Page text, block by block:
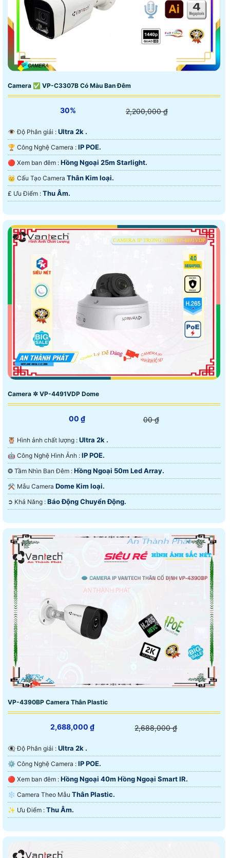
Camera ✅ VP-C3307B Có Màu Ban Đêm
30% 2,200,000 ₫
👁 Độ Phân giải : Ultra 2k .
🏆 Công Nghệ Camera : IP POE.
🔴 Xem ban đêm : Hồng Ngoại 25m Starlight.
👑 Cấu Tạo Camera Thân Kim loại.
️₤ Ưu Điểm : Thu Âm.
Camera ✲ VP-4491VDP Dome
00 ₫ 00 ₫
🦉 Hình ảnh chất lượng : Ultra 2k .
🤖️ Công Nghệ Hình Ảnh : IP POE.
❂ Tầm Nhìn Ban Đêm : Hồng Ngoại 50m Led Array.
⚒ Mẫu Camera Dome Kim loại.
️➲ Khả Năng : Báo Động Chuyển Động.
VP-4390BP Camera Thân Plastic
2,688,000 ₫ 2,688,000 ₫
👁️‍🗨 Độ Phân giải : Ultra 2k .
⚙ Công Nghệ Camera : IP POE.
🔴 Xem ban đêm : Hồng Ngoại 40m Hồng Ngoại Smart IR.
❄ Camera Theo Mẫu Thân Plastic.
️✨ Ưu Điểm : Thu Âm.